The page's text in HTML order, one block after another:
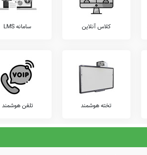
گو این سخن
جستجوی هوشمند سامانه های آنلاین گردآوری شده
شما از عوامل این مدرسه هستید و یا اطلاعات دقیقتری در این
پذیرای دیدگاه ها و نقطه نظرات تکمیل کننده شما می باشد.
کلاس آنلاین سامانه LMS
تخته هوشمند تلفن هوشمند